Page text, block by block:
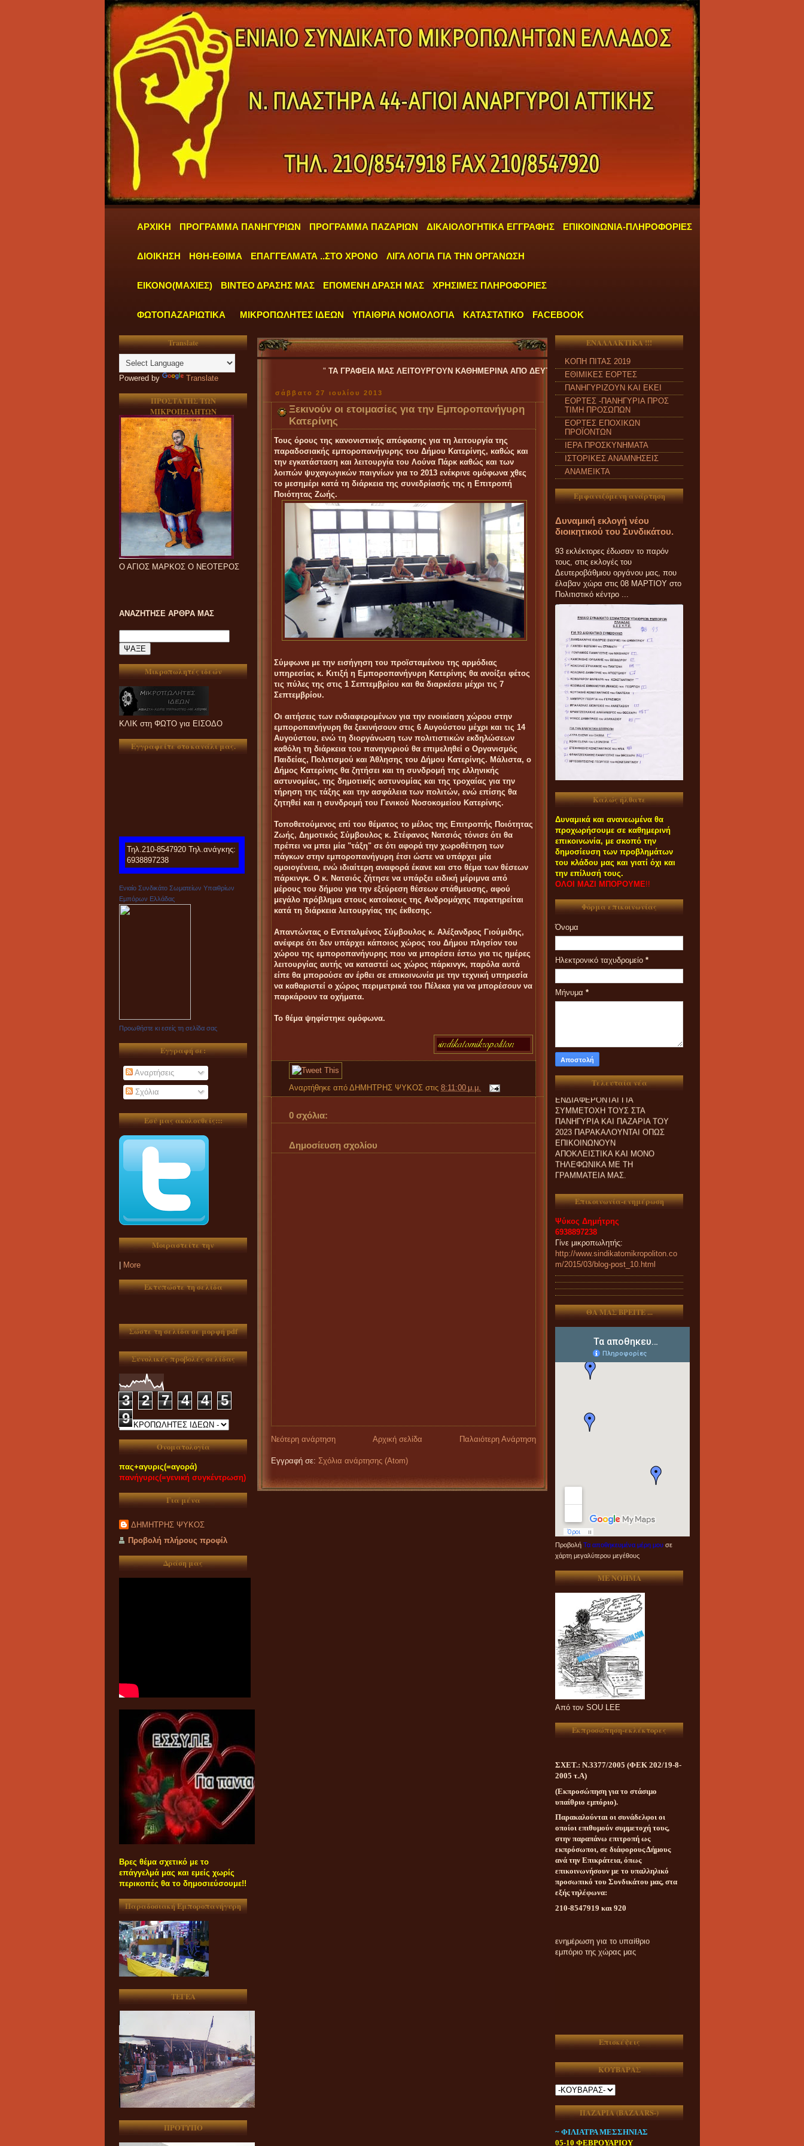
ΑΡΧΙΚΗ ΠΡΟΓΡΑΜΜΑ ΠΑΝΗΓΥΡΙΩΝ ΠΡΟΓΡΑΜΜΑ ΠΑΖΑΡΙΩΝ ΔΙΚΑΙΟΛΟΓΗΤΙΚΑ ΕΓΓΡΑΦΗΣ ΕΠΙΚΟΙΝΩΝΙΑ-ΠΛΗΡΟΦΟΡΙΕΣ
ΔΙΟΙΚΗΣΗ ΗΘΗ-ΕΘΙΜΑ ΕΠΑΓΓΕΛΜΑΤΑ ..ΣΤΟ ΧΡΟΝΟ ΛΙΓΑ ΛΟΓΙΑ ΓΙΑ ΤΗΝ ΟΡΓΑΝΩΣΗ
ΕΙΚΟΝΟ(ΜΑΧΙΕΣ) ΒΙΝΤΕΟ ΔΡΑΣΗΣ ΜΑΣ ΕΠΟΜΕΝΗ ΔΡΑΣΗ ΜΑΣ ΧΡΗΣΙΜΕΣ ΠΛΗΡΟΦΟΡΙΕΣ
ΦΩΤΟΠΑΖΑΡΙΩΤΙΚΑ ΜΙΚΡΟΠΩΛΗΤΕΣ ΙΔΕΩΝ ΥΠΑΙΘΡΙΑ ΝΟΜΟΛΟΓΙΑ ΚΑΤΑΣΤΑΤΙΚΟ FACEBOOK
Translate
Powered by Translate
ΠΡΟΣΤΑΤΗΣ ΤΩΝ
ΜΙΚΡΟΠΩΛΗΤΩΝ
Ο ΑΓΙΟΣ ΜΑΡΚΟΣ Ο ΝΕΟΤΕΡΟΣ
ΑΝΑΖΗΤΗΣΕ ΑΡΘΡΑ ΜΑΣ
Μικροπωλητές ιδεών
ΚΛΙΚ στη ΦΩΤΟ για ΕΙΣΟΔΟ
Εγγραφείτε στο κανάλι μας.
Τηλ.210-8547920 Τηλ.ανάγκης:
6938897238
Ενιαίο Συνδικάτο Σωματείων Υπαιθρίων
Εμπόρων Ελλάδας
Προωθήστε κι εσείς τη σελίδα σας
Εγγραφή σε:
Αναρτήσεις
Σχόλια
Εσύ μας ακολουθείς:::
Μοιραστείτε την
More
Εκτυπώστε τη σελίδα
Σώστε τη σελίδα σε μορφή pdf
Συνολικές προβολές σελίδας
3 2 7 4 4
5
9
Ονοματολογία
πας+αγυρις(=αγορά)
πανήγυρις(=γενική συγκέντρωση)
Για μένα
ΔΗΜΗΤΡΗΣ ΨΥΚΟΣ
Προβολή πλήρους προφίλ
Δράση μας
Βρες θέμα σχετικό με το
επάγγελμά μας και εμείς χωρίς
περικοπές θα το δημοσιεύσουμε!!
Παραδοσιακή Εμποροπανήγυρη
ΤΕΓΕΑ
ΠΡΟΤΥΠΟ
ΤΑ ΓΡΑΦΕΙΑ ΜΑΣ ΛΕΙΤΟΥΡΓΟΥΝ ΚΑΘΗΜΕΡΙΝΑ ΑΠΟ ΔΕΥΤΕΡΑ έως ΠΑΡΑΣΚΕΥΗ και από ώρα 09:00 π.μ. έως 04:00 μ.μ.
σάββατο 27 ιουλίου 2013
Ξεκινούν οι ετοιμασίες για την Εμποροπανήγυρη
Κατερίνης
Τους όρους της κανονιστικής απόφασης για τη λειτουργία της
παραδοσιακής εμποροπανήγυρης του Δήμου Κατερίνης, καθώς και
την εγκατάσταση και λειτουργία του Λούνα Πάρκ καθώς και των
λοιπών ψυχαγωγικών παιγνίων για το 2013 ενέκρινε ομόφωνα χθες
το μεσημέρι κατά τη διάρκεια της συνεδρίασής της η Επιτροπή
Ποιότητας Ζωής.
Σύμφωνα με την εισήγηση του προϊσταμένου της αρμόδιας
υπηρεσίας κ. Κιτιξή η Εμποροπανήγυρη Κατερίνης θα ανοίξει φέτος
τις πύλες της στις 1 Σεπτεμβρίου και θα διαρκέσει μέχρι τις 7
Σεπτεμβρίου.
Οι αιτήσεις των ενδιαφερομένων για την ενοικίαση χώρου στην
εμποροπανήγυρη θα ξεκινήσουν στις 6 Αυγούστου μέχρι και τις 14
Αυγούστου, ενώ τη διοργάνωση των πολιτιστικών εκδηλώσεων
καθόλη τη διάρκεια του πανηγυριού θα επιμεληθεί ο Οργανισμός
Παιδείας, Πολιτισμού και Άθλησης του Δήμου Κατερίνης. Μάλιστα, ο
Δήμος Κατερίνης θα ζητήσει και τη συνδρομή της ελληνικής
αστυνομίας, της δημοτικής αστυνομίας και της τροχαίας για την
τήρηση της τάξης και την ασφάλεια των πολιτών, ενώ επίσης θα
ζητηθεί και η συνδρομή του Γενικού Νοσοκομείου Κατερίνης.
Τοποθετούμενος επί του θέματος το μέλος της Επιτροπής Ποιότητας
Ζωής, Δημοτικός Σύμβουλος κ. Στέφανος Νατσιός τόνισε ότι θα
πρέπει να μπει μία "τάξη" σε ότι αφορά την χωροθέτηση των
πάγκων στην εμποροπανήγυρη έτσι ώστε να υπάρχει μία
ομοιογένεια, ενώ ιδιαίτερη αναφορά έκανε και στο θέμα των θέσεων
πάρκινγκ. Ο κ. Νατσιός ζήτησε να υπάρξει ειδική μέριμνα από
μέρους του δήμου για την εξεύρεση θέσεων στάθμευσης, αφού
μεγάλο πρόβλημα στους κατοίκους της Ανδρομάχης παρατηρείται
κατά τη διάρκεια λειτουργίας της έκθεσης.
Απαντώντας ο Εντεταλμένος Σύμβουλος κ. Αλέξανδρος Γιούμιδης,
ανέφερε ότι δεν υπάρχει κάποιος χώρος του Δήμου πλησίον του
χώρου της εμποροπανήγυρης που να μπορέσει έστω για τις ημέρες
λειτουργίας αυτής να καταστεί ως χώρος πάρκινγκ, παρόλα αυτά
είπε θα μπορούσε αν έρθει σε επικοινωνία με την τεχνική υπηρεσία
να καθαριστεί ο χώρος περιμετρικά του Πέλεκα για να μπορέσουν να
παρκάρουν τα οχήματα.
Το θέμα ψηφίστηκε ομόφωνα.
Αναρτήθηκε από ΔΗΜΗΤΡΗΣ ΨΥΚΟΣ στις 8:11:00 μ.μ.
0 σχόλια:
Δημοσίευση σχολίου
Νεότερη ανάρτηση Παλαιότερη Ανάρτηση
Αρχική σελίδα
Εγγραφή σε: Σχόλια ανάρτησης (Atom)
ΕΝΑΛΛΑΚΤΙΚΑ !!!
ΚΟΠΗ ΠΙΤΑΣ 2019
ΕΘΙΜΙΚΕΣ ΕΟΡΤΕΣ
ΠΑΝΗΓΥΡΙΖΟΥΝ ΚΑΙ ΕΚΕΙ
ΕΟΡΤΕΣ -ΠΑΝΗΓΥΡΙΑ ΠΡΟΣ
ΤΙΜΗ ΠΡΟΣΩΠΩΝ
ΕΟΡΤΕΣ ΕΠΟΧΙΚΩΝ
ΠΡΟΪΟΝΤΩΝ
ΙΕΡΑ ΠΡΟΣΚΥΝΗΜΑΤΑ
ΙΣΤΟΡΙΚΕΣ ΑΝΑΜΝΗΣΕΙΣ
ΑΝΑΜΕΙΚΤΑ
Εμφανιζόμενη ανάρτηση
Δυναμική εκλογή νέου
διοικητικού του Συνδικάτου.
93 εκλέκτορες έδωσαν το παρόν
τους, στις εκλογές του
Δευτεροβάθμιου οργάνου μας, που
έλαβαν χώρα στις 08 ΜΑΡΤΙΟΥ στο
Πολιτιστικό κέντρο ...
Καλώς ήλθατε
Δυναμικά και ανανεωμένα θα
προχωρήσουμε σε καθημερινή
επικοινωνία, με σκοπό την
δημοσίευση των προβλημάτων
του κλάδου μας και γιατί όχι και
την επίλυσή τους.
ΟΛΟΙ ΜΑΖΙ ΜΠΟΡΟΥΜΕ!!
Φόρμα επικοινωνίας
Όνομα
Ηλεκτρονικό ταχυδρομείο *
Μήνυμα *
Τελευταία νέα
ΟΙ ΣΥΝΑΔΕΛΦΟΙ ΠΟΥ
ΕΝΔΙΑΦΕΡΟΝΤΑΙ ΓΙΑ
ΣΥΜΜΕΤΟΧΗ ΤΟΥΣ ΣΤΑ
ΠΑΝΗΓΥΡΙΑ ΚΑΙ ΠΑZΑΡΙΑ ΤΟΥ
2023 ΠΑΡΑΚΑΛΟΥΝΤΑΙ ΟΠΩΣ
ΕΠΙΚΟΙΝΩΝΟΥΝ
ΑΠΟΚΛΕΙΣΤΙΚΑ ΚΑΙ ΜΟΝΟ
ΤΗΛΕΦΩΝΙΚΑ ΜΕ ΤΗ
ΓΡΑΜΜΑΤΕΙΑ ΜΑΣ.
Επικοινωνία-ενημέρωση
Ψύκος Δημήτρης
6938897238
Γίνε μικροπωλητής:
http://www.sindikatomikropoliton.co
m/2015/03/blog-post_10.html
ΘΑ ΜΑΣ ΒΡΕΙΤΕ ...
Προβολή Τα αποθηκευμένα μέρη μου σε
χάρτη μεγαλύτερου μεγέθους
ME NOHMA
Aπό τον SOU LEE
Εκπροσώπηση-εκλέκτορες
ΣΧΕΤ.: Ν.3377/2005 (ΦΕΚ 202/19-8-
2005 τ.Α)
(Εκπροσώπηση για το στάσιμο
υπαίθριο εμπόριο).
Παρακαλούνται οι συνάδελφοι οι
οποίοι επιθυμούν συμμετοχή τους,
στην παραπάνω επιτροπή ως
εκπρόσωποι, σε διάφορους Δήμους
ανά την Επικράτεια, όπως
επικοινωνήσουν με το υπαλληλικό
προσωπικό του Συνδικάτου μας, στα
εξής τηλέφωνα:
210-8547919 και 920
εμπόριο της χώρας μας
Επισκέψεις
ΚΟΥΒΑΡΑΣ
ΠΑΖΑΡΙΑ (ΒAZAARS-)
~ ΦΙΛΙΑΤΡΑ ΜΕΣΣΗΝΙΑΣ
05-10 ΦΕΒΡΟΥΑΡΙΟΥ